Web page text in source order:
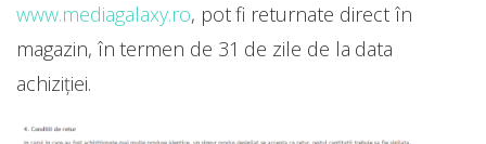
www.mediagalaxy.ro, pot fi returnate direct în
magazin, în termen de 31 de zile de la data
achiziţiei.